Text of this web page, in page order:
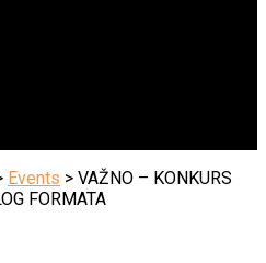
Events > VAŽNO – KONKURS
FORMATA